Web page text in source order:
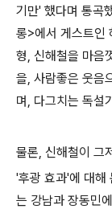
기만' 했다며 통곡
롱>에서 게스트인
형, 신해철을 마음
을, 사람좋은 웃음
며, 다그치는 독설
물론, 신해철이 그
'후광 효과'에 대해
는 강남과 장동민